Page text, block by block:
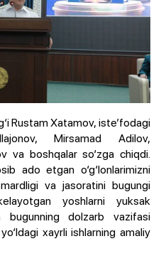
Rustam Xatamov, iste’fodagi
Mirsamad Adilov,
va boshqalar so‘zga chiqdi.
ado etgan o‘g‘lonlarimizni
va jasoratini bugungi
yoshlarni yuksak
bugunning dolzarb vazifasi
xayrli ishlarning amaliy